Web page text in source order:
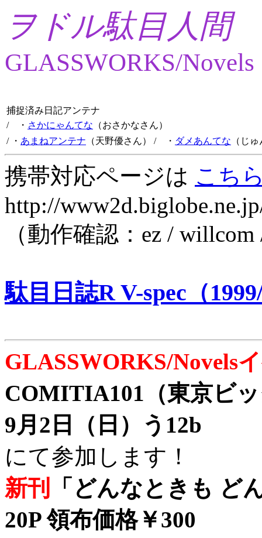
ヲドル駄目人間
GLASSWORKS/Novels
捕捉済み日記アンテナ
/ ・ さかにゃんてな （おさかなさん）
/ ・ あまねアンテナ （天野優さん） / ・ ダメあんてな （じ
携帯対応ページは こち
http://
（動作確認：ez /
駄目日誌R V-spec（
GLASSWORKS/Novels
COMITIA101（東京ビ
9月2日（日）う12b
にて参加します！
新刊
「どんなときも ど
20P 領布価格￥300